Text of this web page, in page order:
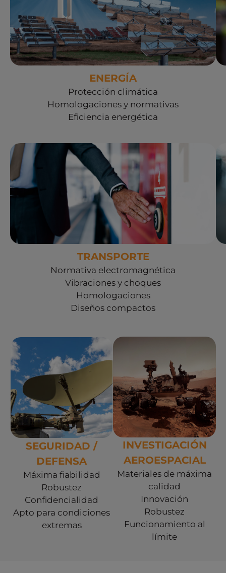
Ver soluciones Energía
ENERGÍA
Protección climática
Homologaciones y normativas
Eficiencia energética
Ver soluciones Transporte
TRANSPORTE
Normativa electromagnética
Vibraciones y choques
Homologaciones
Diseños compactos
Ver
soluciones
Seguridad
y Defensa
SEGURIDAD /
DEFENSA
Máxima fiabilidad
Robustez
Confidencialidad
Apto para condiciones
extremas
Ver
soluciones
Investigación
Aeroespacial
INVESTIGACIÓN
AEROESPACIAL
Materiales de máxima
calidad
Innovación
Robustez
Funcionamiento al
límite